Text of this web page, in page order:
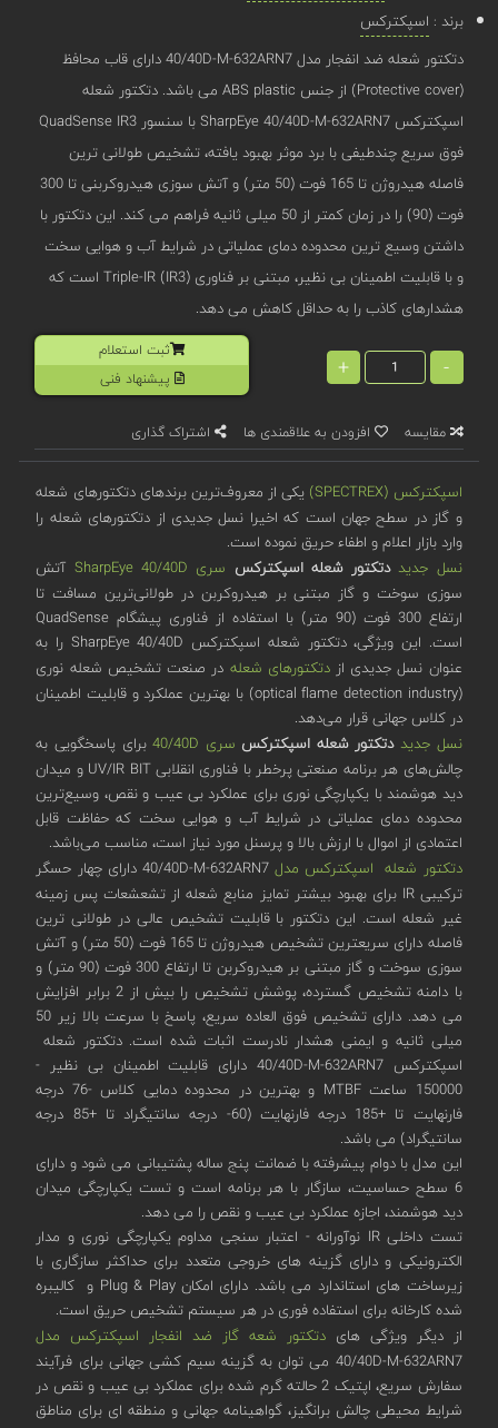
برند : اسپکترکس
دتکتور شعله ضد انفجار مدل 40/40D-M-632ARN7 دارای قاب محافظ
(Protective cover) از جنس ABS plastic می باشد. دتکتور شعله
اسپکترکس SharpEye 40/40D-M-632ARN7 با سنسور QuadSense IR3
فوق سریع چندطیفی با برد موثر بهبود یافته، تشخیص طولانی ‌ترین
فاصله هیدروژن تا 165 فوت (50 متر) و آتش ‌سوزی هیدروکربنی تا 300
فوت (90) را در زمان کمتر از 50 میلی ثانیه فراهم می‌ کند. این دتکتور با
داشتن وسیع ‌ترین محدوده دمای عملیاتی در شرایط آب و هوایی سخت
و با قابلیت اطمینان بی ‌نظیر، مبتنی بر فناوری Triple-IR (IR3) است که
هشدارهای کاذب را به حداقل کاهش می دهد.
-
+
ثبت استعلام
پیشنهاد فنی
مقایسه افزودن به علاقمندی ها اشتراک گذاری
اسپکترکس (SPECTREX)
یکی از معروف‌ترین برندهای دتکتورهای شعله
و گاز در سطح جهان است که اخیرا نسل جدیدی از دتکتورهای شعله را
وارد بازار اعلام و اطفاء حریق نموده است.
نسل جدیددتکتور شعله اسپکترکس سری SharpEye 40/40D
آتش
سوزی سوخت و گاز مبتنی بر هیدروکربن در طولانی‌ترین مسافت تا
ارتفاع 300 فوت (90 متر) با استفاده از فناوری پیشگام QuadSense
است. این ویژگی، دتکتور شعله اسپکترکس SharpEye 40/40D را به
عنوان نسل جدیدی ازدتکتورهای شعله در صنعت تشخیص شعله نوری
(optical flame detection industry) با بهترین عملکرد و قابلیت اطمینان
در کلاس جهانی قرار می‌دهد.
نسل جدیددتکتور شعله اسپکترکس سری 40/40D
برای پاسخگویی به
چالش‌های هر برنامه صنعتی پرخطر با فناوری انقلابی UV/IR BIT و میدان
دید هوشمند با یکپارچگی نوری برای عملکرد بی عیب و نقص، وسیع‌ترین
محدوده دمای عملیاتی در شرایط آب و هوایی سخت که حفاظت قابل
اعتمادی از اموال با ارزش بالا و پرسنل مورد نیاز است، مناسب می‌باشد.
دتکتور شعله اسپکترکس مدل
40/40D-M-632ARN7 دارای چهار حسگر
ترکیبی IR برای بهبود بیشتر تمایز منابع شعله از تشعشعات پس زمینه
غیر شعله است. این دتکتور با قابلیت تشخیص عالی در طولانی ترین
فاصله دارای سریعترین تشخیص هیدروژن تا 165 فوت (50 متر) و آتش
سوزی سوخت و گاز مبتنی بر هیدروکربن تا ارتفاع 300 فوت (90 متر) و
با دامنه تشخیص گسترده، پوشش تشخیص را بیش از 2 برابر افزایش
می دهد. دارای تشخیص فوق العاده سریع، پاسخ با سرعت بالا زیر 50
میلی ثانیه و ایمنی هشدار نادرست اثبات شده است. دتکتور شعله
اسپکترکس 40/40D-M-632ARN7 دارای قابلیت اطمینان بی نظیر -
150000 ساعت MTBF و بهترین در محدوده دمایی کلاس -76 درجه
فارنهایت تا +185 درجه فارنهایت (60- درجه سانتیگراد تا +85 درجه
سانتیگراد) می باشد.
این مدل با دوام پیشرفته با ضمانت پنج ساله پشتیبانی می شود و دارای
6 سطح حساسیت، سازگار با هر برنامه است و تست یکپارچگی میدان
دید هوشمند، اجازه عملکرد بی عیب و نقص را می دهد.
تست داخلی IR نوآورانه - اعتبار سنجی مداوم یکپارچگی نوری و مدار
الکترونیکی و دارای گزینه های خروجی متعدد برای حداکثر سازگاری با
زیرساخت های استاندارد می باشد. دارای امکان Plug & Play و کالیبره
شده کارخانه برای استفاده فوری در هر سیستم تشخیص حریق است.
از دیگر ویژگی هایدتکتور شعه گاز ضد انفجار اسپکترکس مدل
40/40D-M-632ARN7 می توان به گزینه سیم کشی جهانی برای فرآیند
سفارش سریع، اپتیک 2 حالته گرم شده برای عملکرد بی عیب و نقص در
شرایط محیطی چالش برانگیز، گواهینامه جهانی و منطقه ای برای مناطق